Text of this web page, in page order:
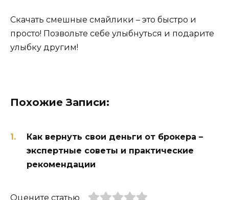
Скачать смешные смайлики – это быстро и
просто! Позвольте себе улыбнуться и подарите
улыбку другим!
Похожие Записи:
Как вернуть свои деньги от брокера –
экспертные советы и практические
рекомендации
Оцените статью